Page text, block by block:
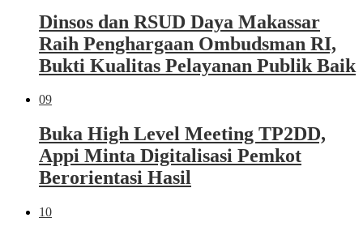
Dinsos dan RSUD Daya Makassar
Raih Penghargaan Ombudsman RI,
Bukti Kualitas Pelayanan Publik Baik
09
Buka High Level Meeting TP2DD,
Appi Minta Digitalisasi Pemkot
Berorientasi Hasil
10